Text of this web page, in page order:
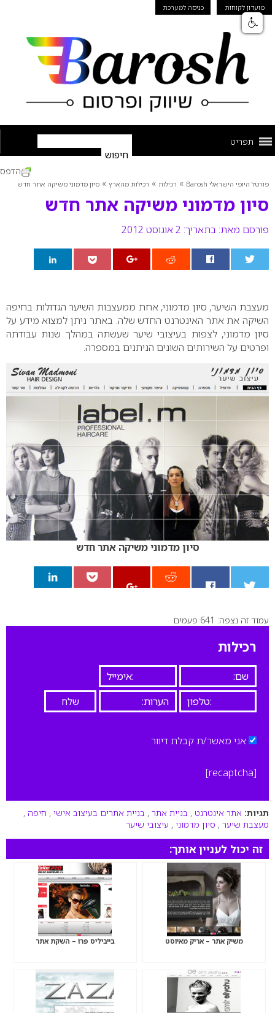
מועדון לקוחות כניסה למערכת
תפריט
פורטל היופי הישראלי Barosh » רכילות » רכילות מהארץ » סיון מדמוני משיקה אתר חדש
סיון מדמוני משיקה אתר חדש
פורסם מאת: בתאריך: 2 אוגוסט 2012
הדפס
מעצבת השיער, סיון מדמוני, אחת ממעצבות השיער הגדולות בחיפה
השיקה את אתר האינטרנט החדש שלה. באתר ניתן למצוא מידע על
סיון מדמוני, לצפות בעיצובי שיער שעשתה במהלך שנות עבודתה
ופרטים על השירותים השונים הניתנים במספרה.
סיון מדמוני משיקה אתר חדש
0
עמוד זה נצפה: 641 פעמים
רכילות
אני מאשר/ת קבלת דיוור
[recaptcha]
תגיות: אתר אינטרנט , בניית אתר , בניית אתרים בעיצוב אישי , חיפה ,
מעצבת שיער , סיון מדמוני , עיצובי שיער
זה יכול לעניין אותך:
משיק אתר – אריק מאיוסט בייביליס פרו – השקת אתר